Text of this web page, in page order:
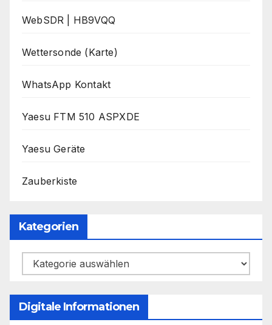
WebSDR | HB9VQQ
Wettersonde (Karte)
WhatsApp Kontakt
Yaesu FTM 510 ASPXDE
Yaesu Geräte
Zauberkiste
Kategorien
Kategorien
Digitale Informationen